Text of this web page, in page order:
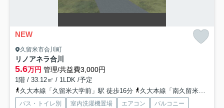
NEW
久留米市合川町
リノアネラ合川
5.6万円 管理/共益費3,000円
1階 / 33.12㎡ / 1LDK /予定
久大本線「久留米大学前」駅 徒歩16分
久大本線「南久留米」駅 徒歩20分
バス・トイレ別 室内洗濯機置場 エアコン
バルコニー